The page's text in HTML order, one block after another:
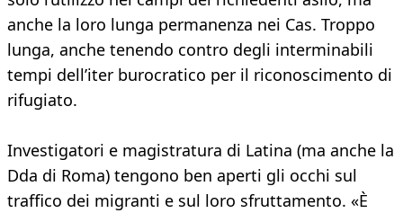
anche la loro lunga permanenza nei Cas. Troppo
lunga, anche tenendo contro degli interminabili
tempi dell’iter burocratico per il riconoscimento di
rifugiato.
Investigatori e magistratura di Latina (ma anche la
Dda di Roma) tengono ben aperti gli occhi sul
traffico dei migranti e sul loro sfruttamento. «È